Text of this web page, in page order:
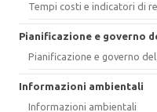
Tempi costi e indicatori di
Pianificazione e governo
Pianificazione e governo
Informazioni ambientali
Informazioni ambientali